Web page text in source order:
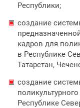
Республики;
создание
кадров для
в Республике
Татарстан,
создание
Республике